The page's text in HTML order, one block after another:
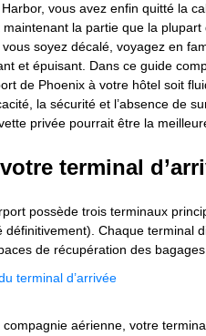
vous avez enfin quitté la
la partie que la
soyez décalé, voyagez en
et épuisant. Dans ce guide
de Phoenix à votre hôtel soit
la sécurité et l’absence de
privée pourrait être la
terminal
possède trois terminaux
Chaque terminal
de récupération des
terminal d’arrivée
aérienne, votre